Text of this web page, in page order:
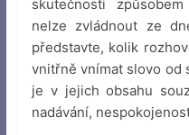
skutečnosti
nelze zvládnout ze
představte, kolik
vnitřně vnímat slovo od
je v jejich obsahu
nadávání,